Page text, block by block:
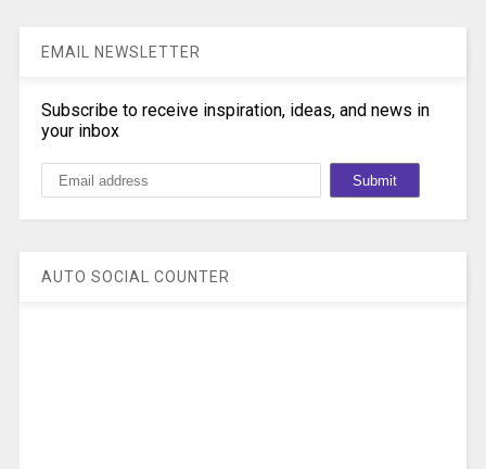
EMAIL NEWSLETTER
Subscribe to receive inspiration, ideas, and news in
your inbox
AUTO SOCIAL COUNTER